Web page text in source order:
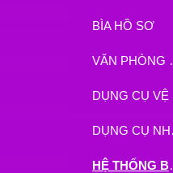
BÌA HỒ SƠ
HỆ